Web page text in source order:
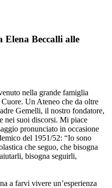
Elena Beccalli alle
nella grande famiglia
Un Ateneo che da oltre
Gemelli, il nostro fondatore,
nei suoi discorsi. Mi piace
pronunciato in occasione
del 1951/52: “Io sono
che seguo, che bisogna
bisogna seguirli,
a farvi vivere un’esperienza